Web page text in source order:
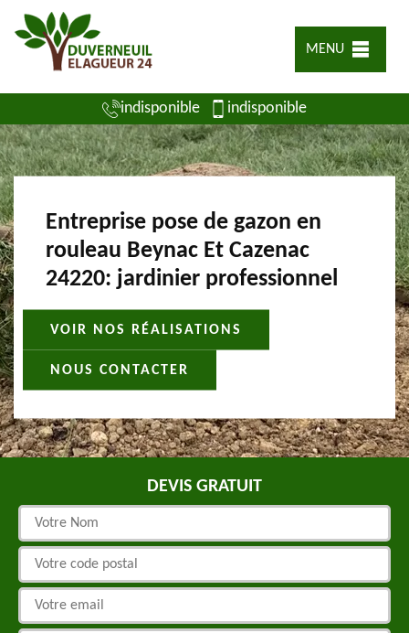
MENU
indisponible indisponible
Entreprise pose de gazon en
rouleau Beynac Et Cazenac
24220: jardinier professionnel
VOIR NOS RÉALISATIONS
NOUS CONTACTER
DEVIS GRATUIT